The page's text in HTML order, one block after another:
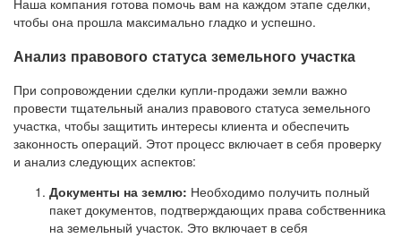
Наша компания готова помочь вам на каждом этапе сделки,
чтобы она прошла максимально гладко и успешно.
Анализ правового статуса земельного участка
При сопровождении сделки купли-продажи земли важно
провести тщательный анализ правового статуса земельного
участка, чтобы защитить интересы клиента и обеспечить
законность операций. Этот процесс включает в себя проверку
и анализ следующих аспектов:
Документы на землю: Необходимо получить полный
пакет документов, подтверждающих права собственника
на земельный участок. Это включает в себя